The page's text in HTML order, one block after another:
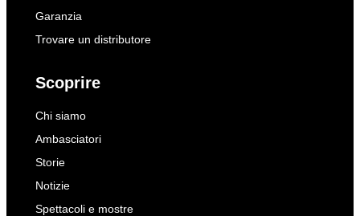
Garanzia
Trovare un distributore
Scoprire
Chi siamo
Ambasciatori
Storie
Notizie
Spettacoli e mostre